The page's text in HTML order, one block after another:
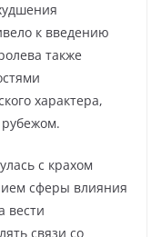
к введению
также
характера,
с крахом
сферы влияния
вести
связи со